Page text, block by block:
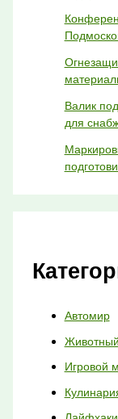
Валик
для
Автомир
Игровой